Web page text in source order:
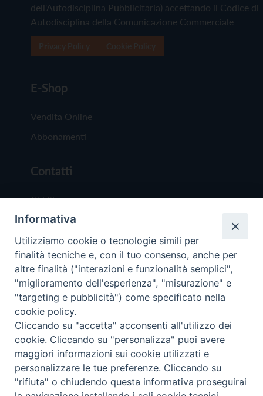
dell'Autodisciplina Pubblicitaria) accettando il Codice di
Autodisciplina della Comunicazione Commerciale
E-Shop
Vendita Online
Abbonamenti
Contatti
Chi Siamo
Redazione
Scrivici
Copyright © 2019 - Tutti i diritti riservati - Vita
Trentina Editrice
Privacy Policy
Torna
Informativa
Utilizziamo cookie o tecnologie simili per
finalità tecniche e, con il tuo consenso, anche per
altre finalità ("interazioni e funzionalità semplici",
"miglioramento dell'esperienza", "misurazione" e
"targeting e pubblicità") come specificato nella
cookie policy.
Cliccando su "accetta" acconsenti all'utilizzo dei
cookie. Cliccando su "personalizza" puoi avere
maggiori informazioni sui cookie utilizzati e
personalizzare le tue preferenze. Cliccando su
"rifiuta" o chiudendo questa informativa proseguirai